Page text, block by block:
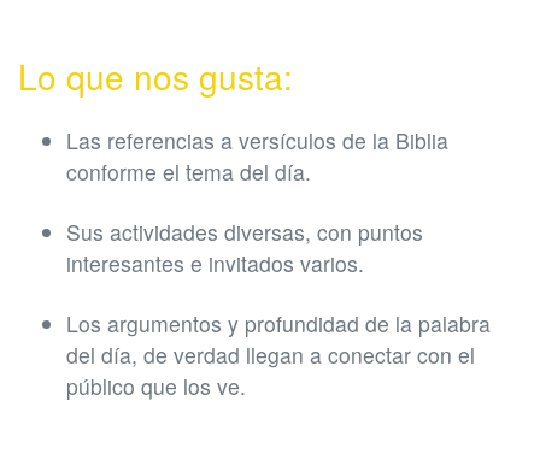
Lo que nos gusta:
Las referencias a versículos de la Biblia
conforme el tema del día.
Sus actividades diversas, con puntos
interesantes e invitados varios.
Los argumentos y profundidad de la palabra
del día, de verdad llegan a conectar con el
público que los ve.